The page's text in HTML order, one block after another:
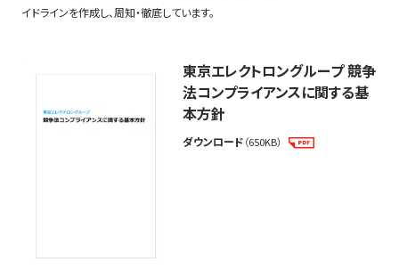
ハラスメントのない職場
イドラインを作成し、周知・徹底しています。
東京エレクトロングループ 競争
法コンプライアンスに関する基
本方針
ダウンロード（650KB）